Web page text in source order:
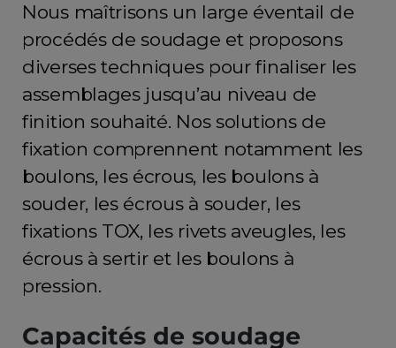
Nous maîtrisons un large éventail de
procédés de soudage et proposons
diverses techniques pour finaliser les
assemblages jusqu’au niveau de
finition souhaité. Nos solutions de
fixation comprennent notamment les
boulons, les écrous, les boulons à
souder, les écrous à souder, les
fixations TOX, les rivets aveugles, les
écrous à sertir et les boulons à
pression.
Capacités de soudage